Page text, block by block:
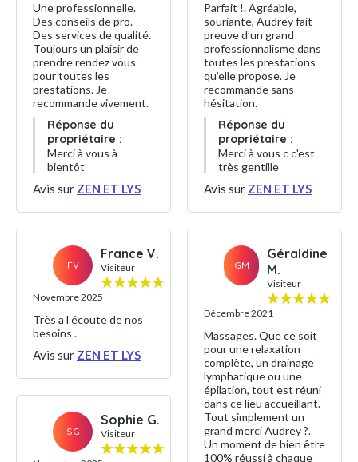
Une professionnelle.
Des conseils de pro.
Des services de qualité.
Toujours un plaisir de
prendre rendez vous
pour toutes les
prestations. Je
recommande vivement.
Réponse du
propriétaire :
Merci à vous à
bientôt
Avis sur ZEN ET LYS
FV
France V.
Visiteur
Novembre 2025
Très a l écoute de nos
besoins .
Avis sur ZEN ET LYS
SG
Sophie G.
Visiteur
Parfait !. Agréable,
souriante, Audrey fait
preuve d’un grand
professionnalisme dans
toutes les prestations
qu’elle propose. Je
recommande sans
hésitation.
Réponse du
propriétaire :
Merci à vous c c'est
très gentille
Avis sur ZEN ET LYS
GM
Géraldine
M.
Visiteur
Décembre 2021
Massages. Que ce soit
pour une relaxation
complète, un drainage
lymphatique ou une
épilation, tout est réuni
dans ce lieu accueillant.
Tout simplement un
grand merci Audrey ?.
Un moment de bien être
100% réussi à chaque